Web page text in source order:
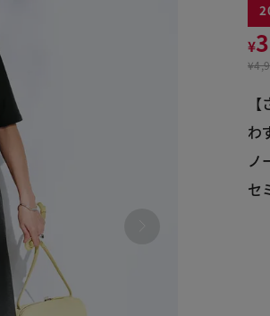
¥
¥
わ
ノ
セ